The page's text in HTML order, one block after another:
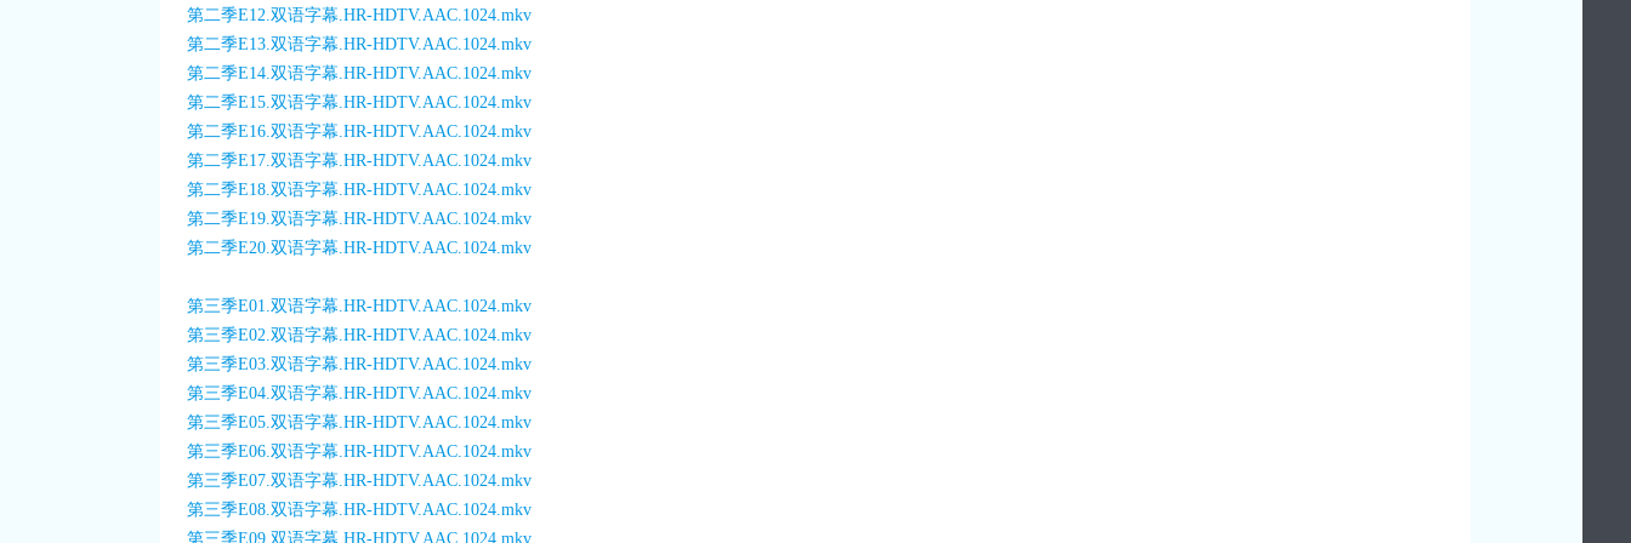
第二季E12.双语字幕.HR-HDTV.AAC.1024.mkv
第二季E13.双语字幕.HR-HDTV.AAC.1024.mkv
第二季E14.双语字幕.HR-HDTV.AAC.1024.mkv
第二季E15.双语字幕.HR-HDTV.AAC.1024.mkv
第二季E16.双语字幕.HR-HDTV.AAC.1024.mkv
第二季E17.双语字幕.HR-HDTV.AAC.1024.mkv
第二季E18.双语字幕.HR-HDTV.AAC.1024.mkv
第二季E19.双语字幕.HR-HDTV.AAC.1024.mkv
第二季E20.双语字幕.HR-HDTV.AAC.1024.mkv
第三季E01.双语字幕.HR-HDTV.AAC.1024.mkv
第三季E02.双语字幕.HR-HDTV.AAC.1024.mkv
第三季E03.双语字幕.HR-HDTV.AAC.1024.mkv
第三季E04.双语字幕.HR-HDTV.AAC.1024.mkv
第三季E05.双语字幕.HR-HDTV.AAC.1024.mkv
第三季E06.双语字幕.HR-HDTV.AAC.1024.mkv
第三季E07.双语字幕.HR-HDTV.AAC.1024.mkv
第三季E08.双语字幕.HR-HDTV.AAC.1024.mkv
第三季E09.双语字幕.HR-HDTV.AAC.1024.mkv